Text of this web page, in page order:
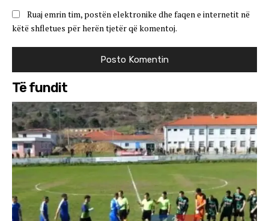
Ruaj emrin tim, postën elektronike dhe faqen e internetit në
këtë shfletues për herën tjetër që komentoj.
Të fundit